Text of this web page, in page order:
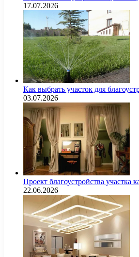
17.07.2026
Как выбрать участок для
03.07.2026
Проект благоустройства участка
22.06.2026